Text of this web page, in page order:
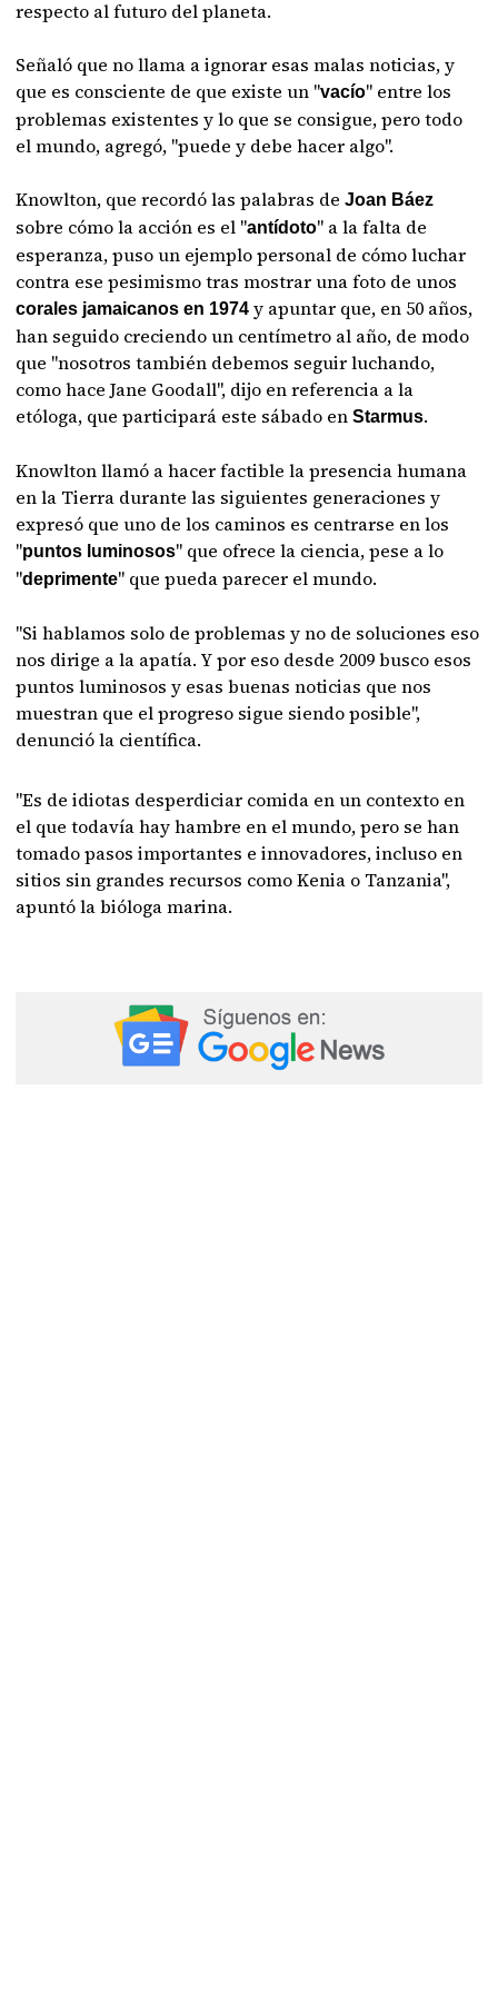
respecto al futuro del planeta.
Señaló que no llama a ignorar esas malas noticias, y
que es consciente de que existe un "vacío" entre los
problemas existentes y lo que se consigue, pero todo
el mundo, agregó, "puede y debe hacer algo".
Knowlton, que recordó las palabras deJoan Báez
sobre cómo la acción es el "antídoto" a la falta de
esperanza, puso un ejemplo personal de cómo luchar
contra ese pesimismo tras mostrar una foto de unos
corales jamaicanos en 1974 y apuntar que, en 50 años,
han seguido creciendo un centímetro al año, de modo
que "nosotros también debemos seguir luchando,
como hace Jane Goodall", dijo en referencia a la
etóloga, que participará este sábado enStarmus.
Knowlton llamó a hacer factible la presencia humana
en la Tierra durante las siguientes generaciones y
expresó que uno de los caminos es centrarse en los
"puntos luminosos" que ofrece la ciencia, pese a lo
"deprimente" que pueda parecer el mundo.
"Si hablamos solo de problemas y no de soluciones eso
nos dirige a la apatía. Y por eso desde 2009 busco esos
puntos luminosos y esas buenas noticias que nos
muestran que el progreso sigue siendo posible",
denunció la científica.
"Es de idiotas desperdiciar comida en un contexto en
el que todavía hay hambre en el mundo, pero se han
tomado pasos importantes e innovadores, incluso en
sitios sin grandes recursos como Kenia o Tanzania",
apuntó la bióloga marina.